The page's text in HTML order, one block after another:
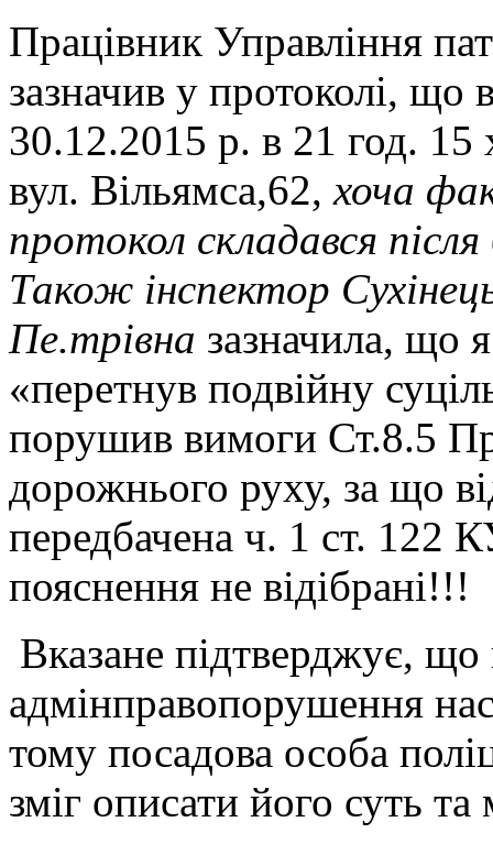
Працівник Управління
зазначив у протоколі, що
30.12.2015 р. в 21 год.
вул. Вільямса,62,хоча
протокол складався
Також інспектор
Пе.трівна зазначила, що
«перетнув подвійну
порушив вимоги Ст.8.5
дорожнього руху, за що
передбачена ч. 1 ст. 122
пояснення не відібрані!!!
Вказане підтверджує, що
адмінправопорушення
тому посадова особа
зміг описати його суть